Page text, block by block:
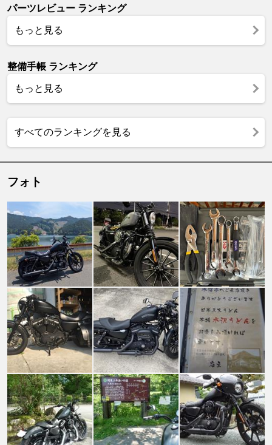
パーツレビュー ランキング
もっと見る
整備手帳 ランキング
もっと見る
すべてのランキングを見る
フォト